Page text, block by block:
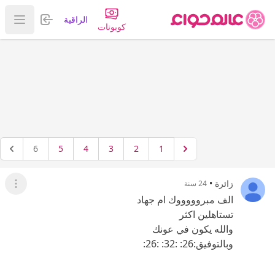
كوبونات
الراقية تسجيل
عرض
1
2
3
4
5
6
زائرة • 24 سنة عرض
الف مبروووووك ام جهاد
تستاهلين اكثر
والله يكون في عونك
وبالتوفيق:26: :32: :26: